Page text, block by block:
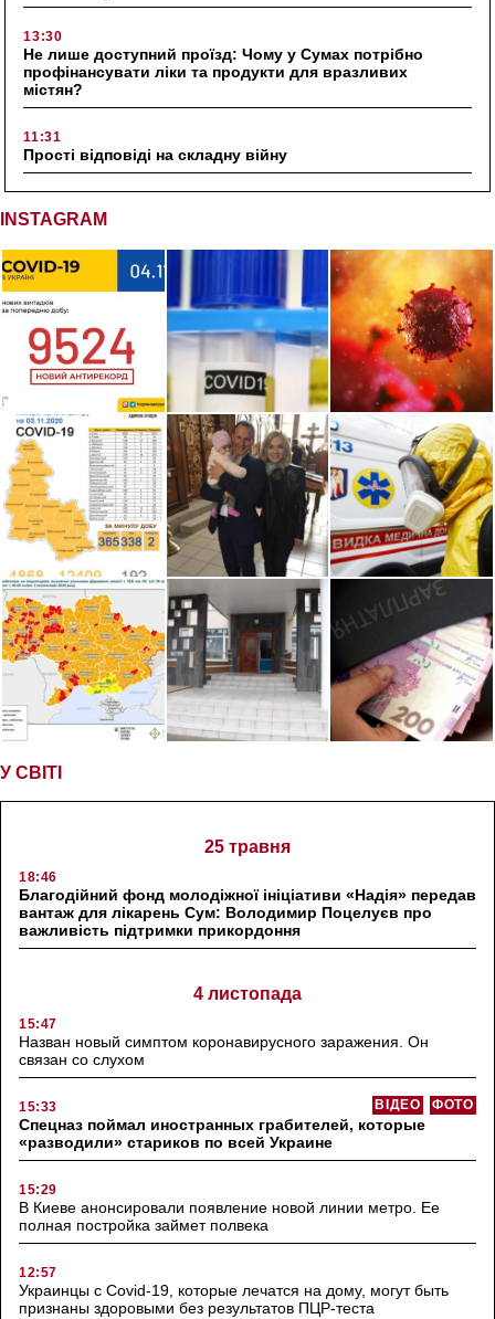
13:30
Не лише доступний проїзд: Чому у Сумах потрібно
профінансувати ліки та продукти для вразливих
містян?
11:31
Прості відповіді на складну війну
INSTAGRAM
У СВІТІ
25 травня
18:46
Благодійний фонд молодіжної ініціативи «Надія» передав
вантаж для лікарень Сум: Володимир Поцелуєв про
важливість підтримки прикордоння
4 листопада
15:47
Назван новый симптом коронавирусного заражения. Он
связан со слухом
15:33 ФОТО
ВІДЕО
Спецназ поймал иностранных грабителей, которые
«разводили» стариков по всей Украине
15:29
В Киеве анонсировали появление новой линии метро. Ее
полная постройка займет полвека
12:57
Украинцы с Covid-19, которые лечатся на дому, могут быть
признаны здоровыми без результатов ПЦР-теста